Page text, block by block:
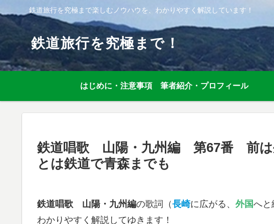
鉄道旅行を究極まで楽しむノウハウを、わかりやすく解説しています！
鉄道旅行を究極まで！
はじめに・注意事項 筆者紹介・プロフィール
鉄道唱歌 山陽・九州編 第67番 前は
とは鉄道で青森までも
鉄道唱歌 山陽・九州編の歌詞（長崎に広がる、 外国へと
わかりやすく解説してゆきます！